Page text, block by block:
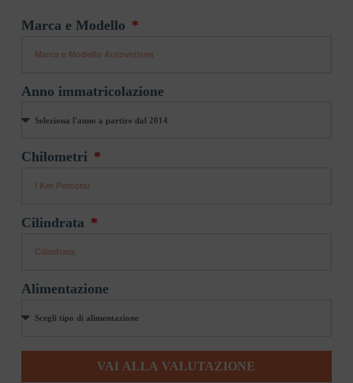
Marca e Modello
Anno immatricolazione
Chilometri
Cilindrata
Alimentazione
VAI ALLA VALUTAZIONE